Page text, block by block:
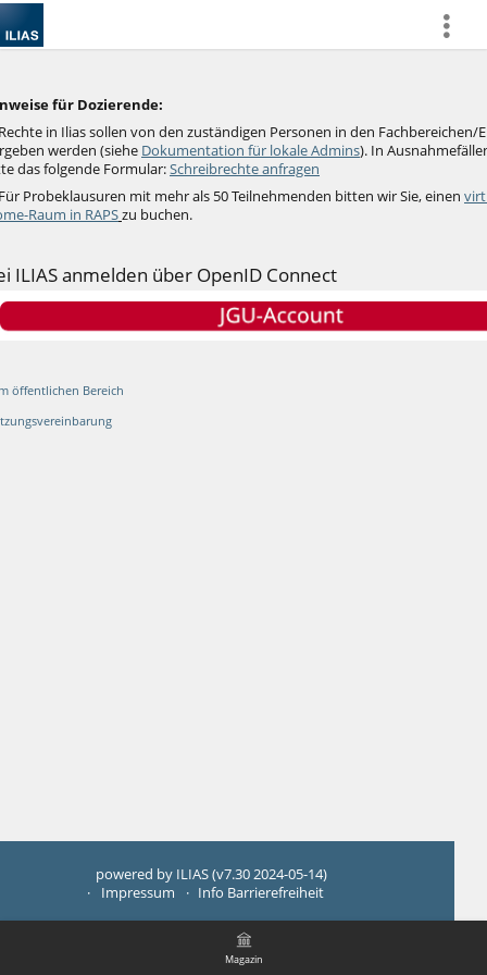
more
Magazin
für Dozierende:
in Ilias sollen von den zuständigen Personen in den Fachbereichen/
werden (siehe Dokumentation für lokale Admins). In
das folgende Formular:Schreibrechte anfragen
Probeklausuren mit mehr als 50 Teilnehmenden bitten wir Sie, einen
Raum in RAPSzu buchen.
ILIAS anmelden über OpenID Connect
öffentlichen Bereich
powered by ILIAS (v7.30 2024-05-14)
Impressum
Info Barrierefreiheit